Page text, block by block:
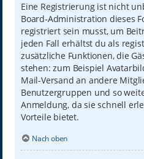
Eine Registrierung ist nicht
Board-Administration dieses
registriert sein musst, um
jeden Fall erhältst du als
zusätzliche Funktionen, die
stehen: zum Beispiel
Mail-Versand an andere
Benutzergruppen und so
Anmeldung, da sie schnell
Vorteile bietet.
Nach oben